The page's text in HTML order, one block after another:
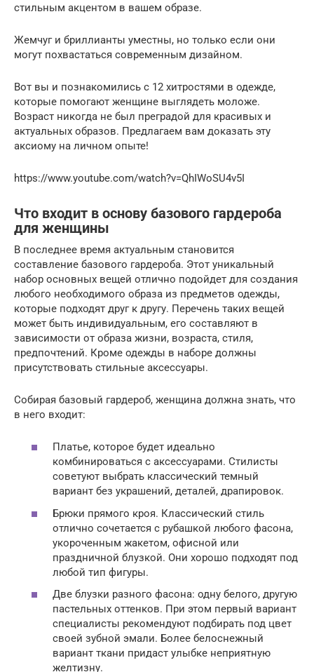
стильным акцентом в вашем образе.
Жемчуг и бриллианты уместны, но только если они
могут похвастаться современным дизайном.
Вот вы и познакомились с 12 хитростями в одежде,
которые помогают женщине выглядеть моложе.
Возраст никогда не был преградой для красивых и
актуальных образов. Предлагаем вам доказать эту
аксиому на личном опыте!
https://www.youtube.com/watch?v=QhIWoSU4v5I
Что входит в основу базового гардероба
для женщины
В последнее время актуальным становится
составление базового гардероба. Этот уникальный
набор основных вещей отлично подойдет для создания
любого необходимого образа из предметов одежды,
которые подходят друг к другу. Перечень таких вещей
может быть индивидуальным, его составляют в
зависимости от образа жизни, возраста, стиля,
предпочтений. Кроме одежды в наборе должны
присутствовать стильные аксессуары.
Собирая базовый гардероб, женщина должна знать, что
в него входит:
Платье, которое будет идеально
комбинироваться с аксессуарами. Стилисты
советуют выбрать классический темный
вариант без украшений, деталей, драпировок.
Брюки прямого кроя. Классический стиль
отлично сочетается с рубашкой любого фасона,
укороченным жакетом, офисной или
праздничной блузкой. Они хорошо подходят под
любой тип фигуры.
Две блузки разного фасона: одну белого, другую
пастельных оттенков. При этом первый вариант
специалисты рекомендуют подбирать под цвет
своей зубной эмали. Более белоснежный
вариант ткани придаст улыбке неприятную
желтизну.